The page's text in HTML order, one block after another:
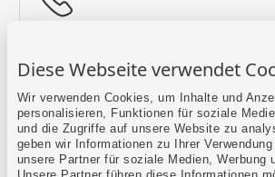
Diese Webseite verwendet
Wir verwenden Cookies, um Inhalte und
personalisieren, Funktionen für soziale
und die Zugriffe auf unsere Website zu
geben wir Informationen zu Ihrer
unsere Partner für soziale Medien, Werbung
Unsere Partner führen diese Informationen
Mehr erfahren